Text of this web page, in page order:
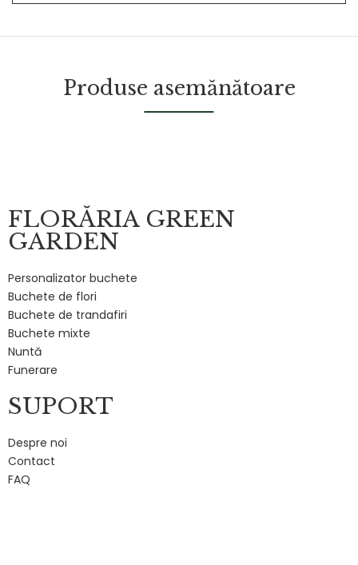
Produse asemănătoare
FLORĂRIA GREEN
GARDEN
Personalizator buchete
Buchete de flori
Buchete de trandafiri
Buchete mixte
Nuntă
Funerare
SUPORT
Despre noi
Contact
FAQ